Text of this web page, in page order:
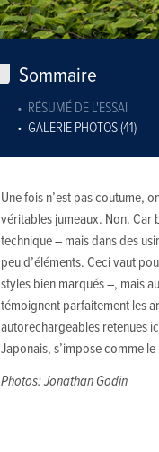
Sommaire
RÉSUMÉ DE L'ESSAI
GALERIE PHOTOS (41)
Une fois n’est pas coutume,
véritables jumeaux. Non. Car
technique – mais dans des
peu d’éléments. Ceci vaut
styles bien marqués –, mais
témoignent parfaitement les
autorechargeables retenues
Japonais, s’impose comme
Photos: Jonathan Godin